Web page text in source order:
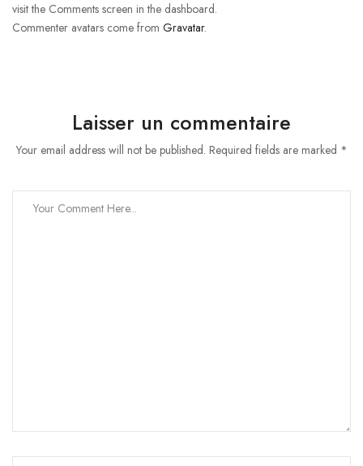
visit the Comments screen in the dashboard.
Commenter avatars come from Gravatar.
Laisser un commentaire
Your email address will not be published. Required fields are marked *